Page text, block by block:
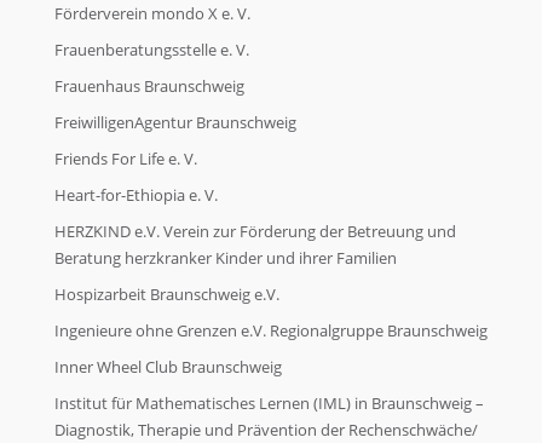
Förderverein mondo X e. V.
Frauenberatungsstelle e. V.
Frauenhaus Braunschweig
FreiwilligenAgentur Braunschweig
Friends For Life e. V.
Heart-for-Ethiopia e. V.
HERZKIND e.V. Verein zur Förderung der Betreuung und
Beratung herzkranker Kinder und ihrer Familien
Hospizarbeit Braunschweig e.V.
Ingenieure ohne Grenzen e.V. Regionalgruppe Braunschweig
Inner Wheel Club Braunschweig
Institut für Mathematisches Lernen (IML) in Braunschweig –
Diagnostik, Therapie und Prävention der Rechenschwäche/